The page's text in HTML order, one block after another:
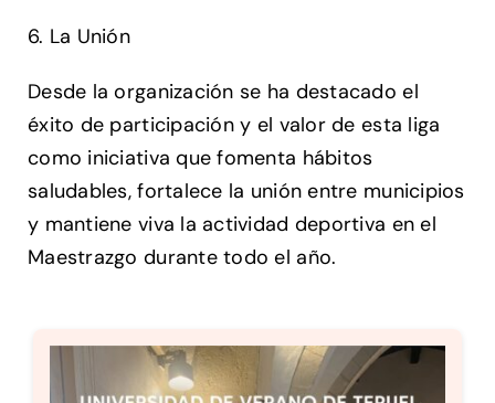
6. La Unión
Desde la organización se ha destacado el
éxito de participación y el valor de esta liga
como iniciativa que fomenta hábitos
saludables, fortalece la unión entre municipios
y mantiene viva la actividad deportiva en el
Maestrazgo durante todo el año.